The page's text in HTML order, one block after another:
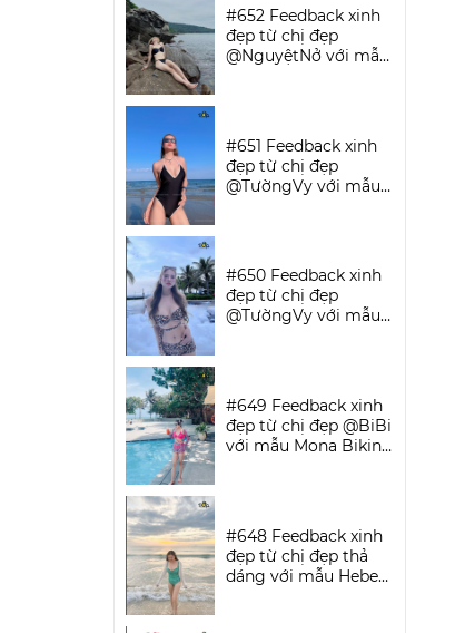
#652 Feedback xinh
đẹp từ chị đẹp
@NguyệtNở với mẫu
#651 Feedback xinh
đẹp từ chị đẹp
@TườngVy với mẫu
#650 Feedback xinh
đẹp từ chị đẹp
@TườngVy với mẫu
#649 Feedback xinh
đẹp từ chị đẹp @BiBi
với mẫu Mona Bikini
#648 Feedback xinh
đẹp từ chị đẹp thả
dáng với mẫu Hebe